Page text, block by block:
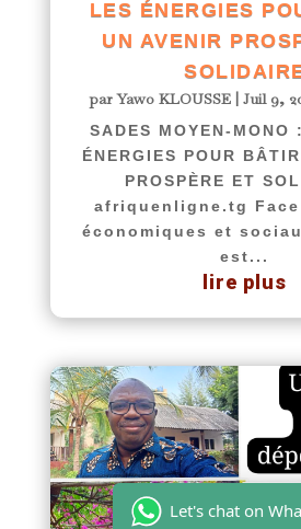
LES ÉNERGIES
UN AVENIR
parYawo KLOUSSE |Juil 9,
SADES MOYEN-MONO
ÉNERGIES POUR
PROSPÈRE ET
afriquenligne.tg
économiques et
est...
lire plus
Let's chat on